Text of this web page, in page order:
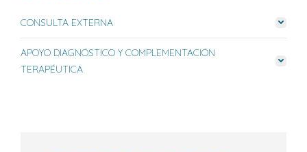
CONSULTA EXTERNA
APOYO DIAGNÓSTICO Y COMPLEMENTACIÓN
TERAPÉUTICA